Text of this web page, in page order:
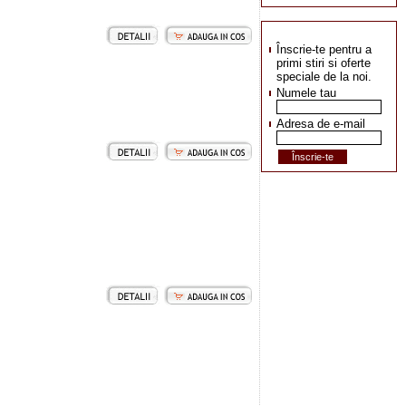
Înscrie-te pentru a
primi stiri si oferte
speciale de la noi.
Numele tau
Adresa de e-mail